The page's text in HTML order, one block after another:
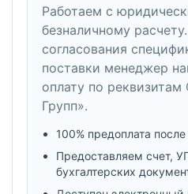
Работаем с
безналичному
согласования
поставки менеджер
оплату по
Групп».
100% предоплата
Предоставляем счет,
бухгалтерских